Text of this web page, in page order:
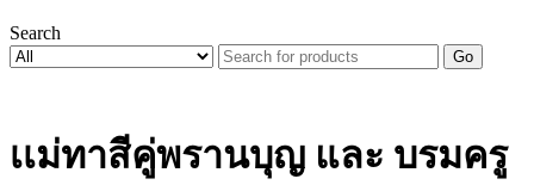
Search
Go
เเม่ทาสีคู่พรานบุญ และ บรมครู